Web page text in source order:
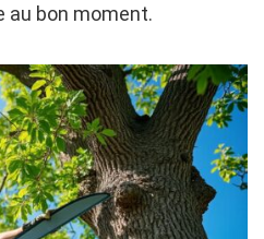
au bon moment.